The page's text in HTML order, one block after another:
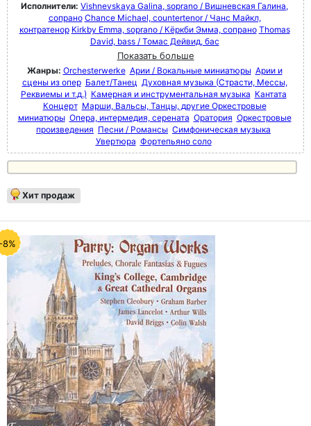
Исполнители: Vishnevskaya Galina, soprano / Вишневская Галина,
сопрано Chance Michael, countertenor / Чанс Майкл,
контратенор Kirkby Emma, soprano / Кёркби Эмма, сопрано Thomas
David, bass / Томас Дейвид, бас
Показать больше
Жанры: Orchesterwerke Арии / Вокальные миниатюры Арии и
сцены из опер Балет/Танец Духовная музыка (Страсти, Мессы,
Реквиемы и т.д.) Камерная и инструментальная музыка Кантата
Концерт Марши, Вальсы, Танцы, другие Оркестровые
миниатюры Опера, интермедия, серената Оратория Оркестровые
произведения Песни / Романсы Симфоническая музыка
Увертюра Фортепьяно соло
Хит продаж
8%